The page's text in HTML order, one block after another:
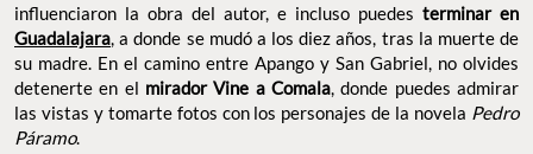
influenciaron la obra del autor, e incluso puedes terminar en
Guadalajara, a donde se mudó a los diez años, tras la muerte de
su madre. En el camino entre Apango y San Gabriel, no olvides
detenerte en el mirador Vine a Comala, donde puedes admirar
las vistas y tomarte fotos con los personajes de la novela Pedro
Páramo.